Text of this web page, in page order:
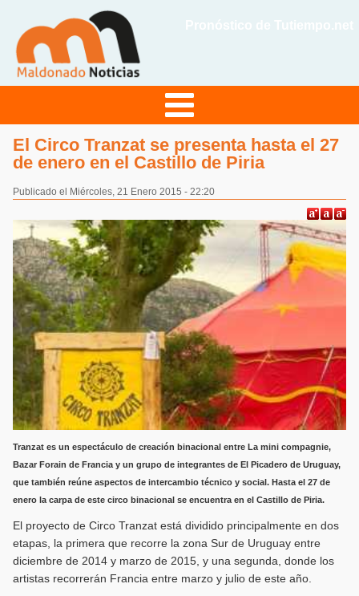
El Circo Tranzat se presenta hasta el 27
de enero en el Castillo de Piria
Publicado el Miércoles, 21 Enero 2015 - 22:20
Tranzat es un espectáculo de creación binacional entre La mini compagnie,
Bazar Forain de Francia y un grupo de integrantes de El Picadero de Uruguay,
que también reúne aspectos de intercambio técnico y social. Hasta el 27 de
enero la carpa de este circo binacional se encuentra en el Castillo de Piria.
El proyecto de Circo Tranzat está dividido principalmente en dos
etapas, la primera que recorre la zona Sur de Uruguay entre
diciembre de 2014 y marzo de 2015, y una segunda, donde los
artistas recorrerán Francia entre marzo y julio de este año.